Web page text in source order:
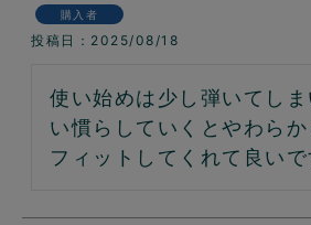
購入者
投稿日 2025/08/18
使い始めは少し弾いてし
い慣らしていくとやわら
フィットしてくれて良いで